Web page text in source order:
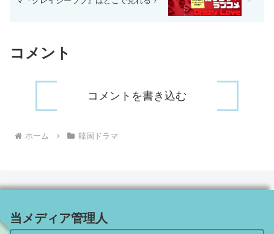
コメント
コメントを書き込む
ホーム 韓国ドラマ
当メディア管理人